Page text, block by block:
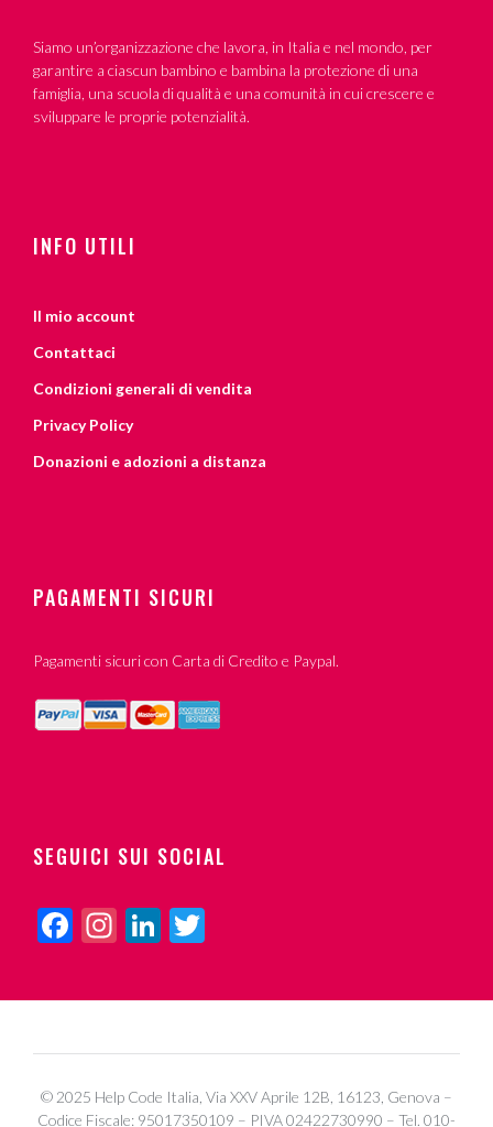
Siamo un’organizzazione che lavora, in Italia e nel mondo, per
garantire a ciascun bambino e bambina la protezione di una
famiglia, una scuola di qualità e una comunità in cui crescere e
sviluppare le proprie potenzialità.
INFO UTILI
Il mio account
Contattaci
Condizioni generali di vendita
Privacy Policy
Donazioni e adozioni a distanza
PAGAMENTI SICURI
Pagamenti sicuri con Carta di Credito e Paypal.
SEGUICI SUI SOCIAL
Facebook
Instagram
LinkedIn
© 2025 Help Code Italia, Via XXV Aprile 12B, 16123, Genova –
Codice Fiscale: 95017350109 – PIVA 02422730990 – Tel. 010-